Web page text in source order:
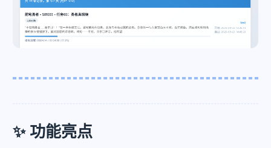
✨ 功能亮点